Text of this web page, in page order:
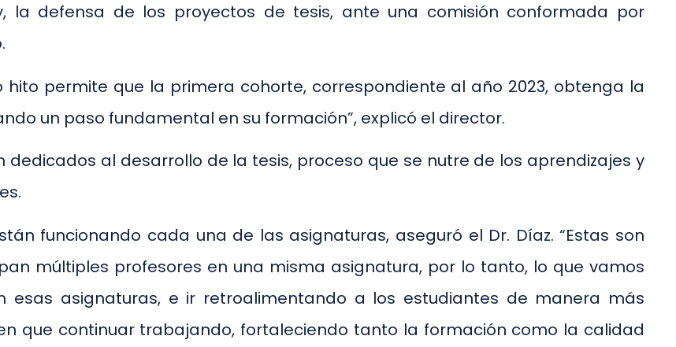
la defensa de los proyectos de tesis, ante una comisión conformada por
hito permite que la primera cohorte, correspondiente al año 2023, obtenga la
un paso fundamental en su formación”, explicó el director.
al desarrollo de la tesis, proceso que se nutre de los aprendizajes y
funcionando cada una de las asignaturas, aseguró el Dr. Díaz. “Estas son
múltiples profesores en una misma asignatura, por lo tanto, lo que vamos
esas asignaturas, e ir retroalimentando a los estudiantes de manera más
que continuar trabajando, fortaleciendo tanto la formación como la calidad